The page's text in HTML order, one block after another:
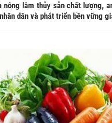
nông lâm thủy sản chất lượng,
dân và phát triển bền vững